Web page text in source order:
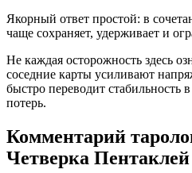
Якорный ответ простой: в
чаще сохраняет, удерживает и
Не каждая осторожность здесь
соседние карты усиливают
быстро переводит стабильность
потерь.
Комментарий
Четверка Пентаклей